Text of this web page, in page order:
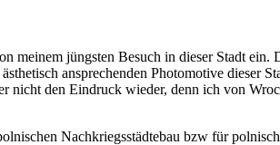
meinem jüngsten Besuch in dieser Stadt ein.
ansprechenden Photomotive dieser
nicht den Eindruck wieder, denn ich von
Nachkriegsstädtebau bzw für